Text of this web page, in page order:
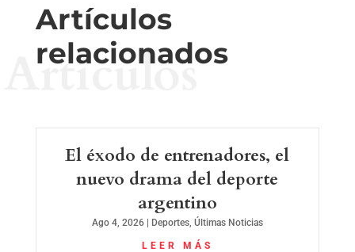
Artículos
relacionados
Artículos
El éxodo de entrenadores, el
nuevo drama del deporte
argentino
Ago 4, 2026| Deportes, Últimas Noticias
LEER MÁS